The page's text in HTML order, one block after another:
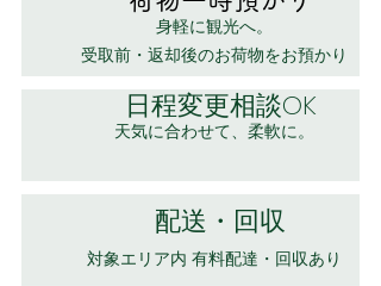
身軽に観光へ。
受取前・返却後のお荷物をお預かり
日程変更相談OK
天気に合わせて、柔軟に。
配送・回収
対象エリア内 有料配達・回収あり